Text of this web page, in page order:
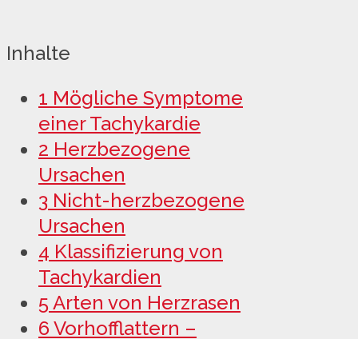
Inhalte
1 Mögliche Symptome
einer Tachykardie
2 Herzbezogene
Ursachen
3 Nicht-herzbezogene
Ursachen
4 Klassifizierung von
Tachykardien
5Arten von Herzrasen
6 Vorhofflattern –